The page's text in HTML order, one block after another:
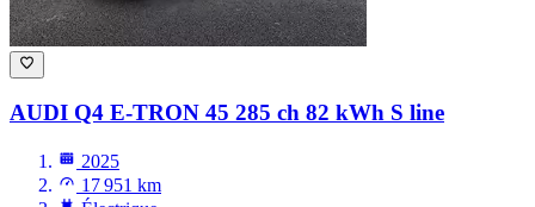
AUDI Q4 E-TRON 45 285 ch 82 kWh S line
2025
17 951 km